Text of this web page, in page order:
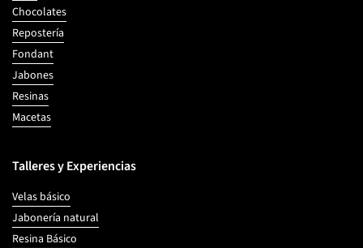
Chocolates
Repostería
Fondant
Jabones
Resinas
Macetas
Talleres y Experiencias
Velas básico
Jabonería natural
Resina Básico